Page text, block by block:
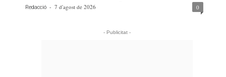
Redacció - 7 d'agost de 2026 0
- Publicitat -